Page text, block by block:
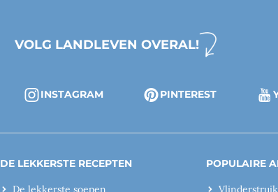
VOLG LANDLEVEN OVERAL!
INSTAGRAM PINTEREST
DE LEKKERSTE RECEPTEN
De lekkerste soepen
POPULAIRE